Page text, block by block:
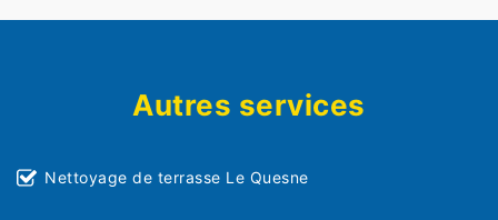
Autres services
Nettoyage de terrasse Le Quesne